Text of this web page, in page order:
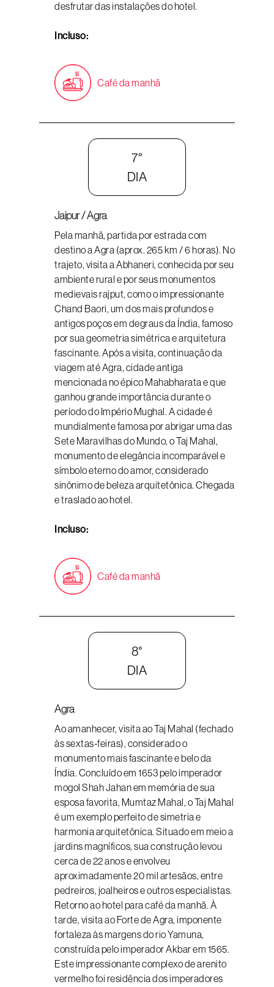
desfrutar das instalações do hotel.
Incluso:
Café da manhã
7°
DIA
Jaipur / Agra
Pela manhã, partida por estrada com
destino a Agra (aprox. 265 km / 6 horas). No
trajeto, visita a Abhaneri, conhecida por seu
ambiente rural e por seus monumentos
medievais rajput, como o impressionante
Chand Baori, um dos mais profundos e
antigos poços em degraus da Índia, famoso
por sua geometria simétrica e arquitetura
fascinante. Após a visita, continuação da
viagem até Agra, cidade antiga
mencionada no épico Mahabharata e que
ganhou grande importância durante o
período do Império Mughal. A cidade é
mundialmente famosa por abrigar uma das
Sete Maravilhas do Mundo, o Taj Mahal,
monumento de elegância incomparável e
símbolo eterno do amor, considerado
sinônimo de beleza arquitetônica. Chegada
e traslado ao hotel.
Incluso:
Café da manhã
8°
DIA
Agra
Ao amanhecer, visita ao Taj Mahal (fechado
às sextas-feiras), considerado o
monumento mais fascinante e belo da
Índia. Concluído em 1653 pelo imperador
mogol Shah Jahan em memória de sua
esposa favorita, Mumtaz Mahal, o Taj Mahal
é um exemplo perfeito de simetria e
harmonia arquitetônica. Situado em meio a
jardins magníficos, sua construção levou
cerca de 22 anos e envolveu
aproximadamente 20 mil artesãos, entre
pedreiros, joalheiros e outros especialistas.
Retorno ao hotel para café da manhã. À
tarde, visita ao Forte de Agra, imponente
fortaleza às margens do rio Yamuna,
construída pelo imperador Akbar em 1565.
Este impressionante complexo de arenito
vermelho foi residência dos imperadores